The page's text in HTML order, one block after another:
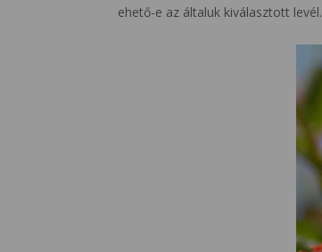
ehető-e az általuk kiválasztott levél.